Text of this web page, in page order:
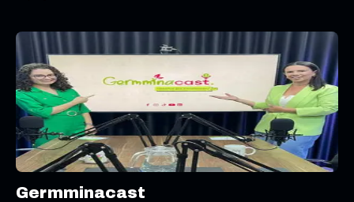
Germminacast